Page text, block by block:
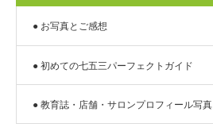
● お写真とご感想
● 初めての七五三パーフェクトガイド
● 教育誌・店舗・サロンプロフィール写真